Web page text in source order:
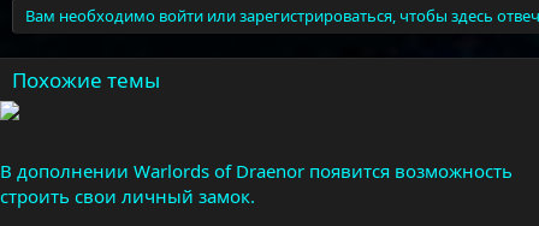
Вам необходимо войти или зарегистрироваться, чтобы здесь
Похожие темы
В дополнении Warlords of Draenor появится возможность
строить свои личный замок.